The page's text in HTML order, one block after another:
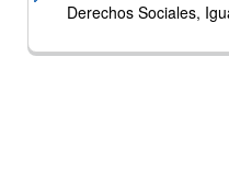
Derechos Sociales,